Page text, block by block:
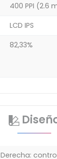
400 PPI (2.6
LCD IPS
82,33%
Derecha: